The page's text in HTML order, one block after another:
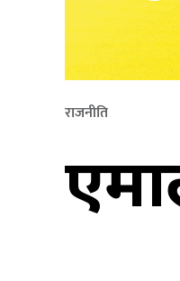
राजनीति